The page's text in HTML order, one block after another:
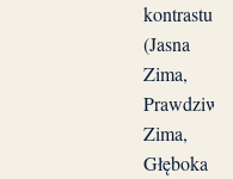
kontrastu
(Jasna
Zima,
Prawdziwa
Zima,
Głęboka